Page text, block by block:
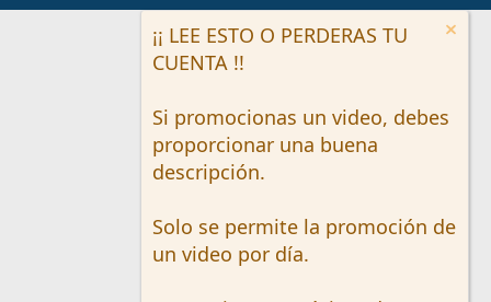
¡¡ LEE ESTO O PERDERAS TU
CUENTA !!
Si promocionas un video, debes
proporcionar una buena
descripción.
Solo se permite la promoción de
un video por día.